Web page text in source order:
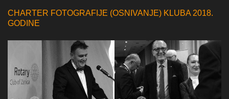
CHARTER FOTOGRAFIJE (OSNIVANJE) KLUBA 2018.
GODINE